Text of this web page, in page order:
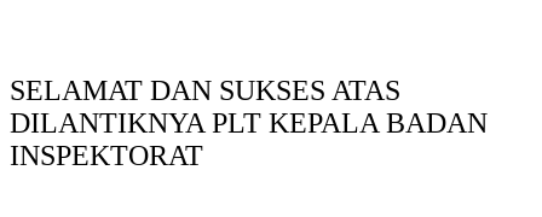
SELAMAT DAN SUKSES ATAS
DILANTIKNYA PLT KEPALA BADAN
INSPEKTORAT